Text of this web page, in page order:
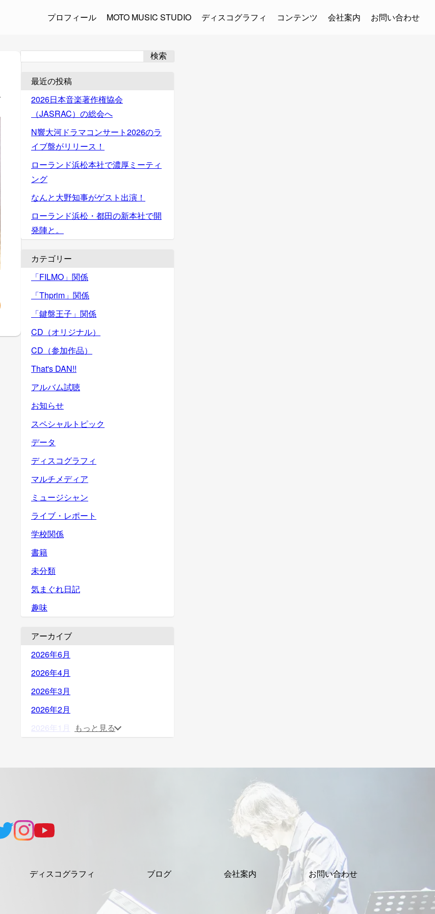
プロフィール MOTO MUSIC STUDIO ディスコグラフィ コンテンツ 会社案内 お問い合わせ
検索
最近の投稿
2026日本音楽著作権協会
（JASRAC）の総会へ
N響大河ドラマコンサート2026のラ
イブ盤がリリース！
ローランド浜松本社で濃厚ミーティ
ング
なんと大野知事がゲスト出演！
ローランド浜松・都田の新本社で開
発陣と。
カテゴリー
「FILMO」関係
「Thprim」関係
「鍵盤王子」関係
CD（オリジナル）
CD（参加作品）
That's DAN!!
アルバム試聴
お知らせ
スペシャルトピック
データ
ディスコグラフィ
マルチメディア
ミュージシャン
ライブ・レポート
学校関係
書籍
未分類
気まぐれ日記
趣味
アーカイブ
2026年6月
2026年4月
2026年3月
2026年2月
2026年1月
2025年8月
2025年7月
2025年5月
もっと見る
ディスコグラフィ ブログ 会社案内 お問い合わせ